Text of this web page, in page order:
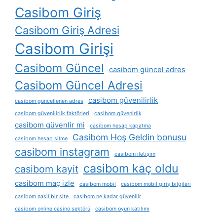
Casibom Giriş
Casibom Giriş Adresi
Casibom Girişi
Casibom Güncel casibom güncel adres
Casibom Güncel Adresi
casibom güncellenen adres casibom güvenilirlik
casibom güvenilirlik faktörleri casibom güvenirlik
casibom güvenlir mi
casibom hesap kapatma
casibom hesap silme
Casibom Hoş Geldin bonusu
casibom instagram casibom i̇letişim
casibom kayit casibom kaç oldu
casibom maç izle casibom mobil
casibom mobil giriş bilgileri
casibom nasil bir site
casibom ne kadar güvenilir
casibom online casino sektörü
casibom oyun katılımı